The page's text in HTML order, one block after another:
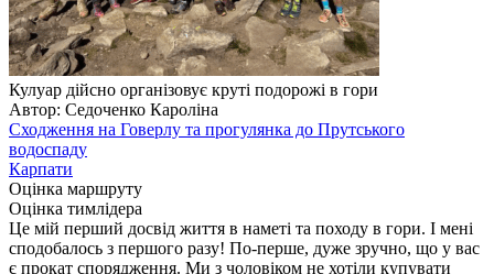
Кулуар дійсно організовує круті подорожі в гори
Автор: Седоченко Кароліна
Сходження на Говерлу та прогулянка до Прутського
водоспаду
Карпати
Оцінка маршруту
Оцінка тимлідера
Це мій перший досвід життя в наметі та походу в гори. І мені
сподобалось з першого разу! По-перше, дуже зручно, що у вас
є прокат спорядження. Ми з чоловіком не хотіли купувати